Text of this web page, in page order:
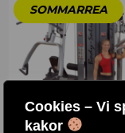
Cookies – Vi
kakor